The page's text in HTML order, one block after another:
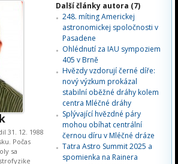
31. 12. 1988
Počas
sa
Další články autora (7)
248. míting Americkej
astronomickej spoločnosti v
Pasadene
Ohlédnutí za IAU sympoziem
405 v Brně
Hvězdy vzdorují černé díře:
nový výzkum prokázal
stabilní oběžné dráhy kolem
centra Mléčné dráhy
Splývající hvězdné páry
mohou obíhat centrální
černou díru v Mléčné dráze
Tatra Astro Summit 2025 a
spomienka na Rainera